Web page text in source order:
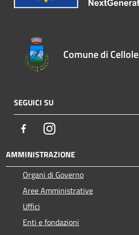
Comune di Cellole
SEGUICI SU
FacebookInstagram
AMMINISTRAZIONE
Organi di Governo
Aree Amministrative
Uffici
Enti e fondazioni